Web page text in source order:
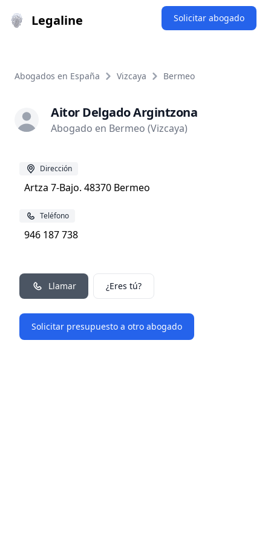
Legaline Solicitar abogado
Abogados en España Vizcaya Bermeo
Aitor Delgado Argintzona
Abogado en Bermeo (Vizcaya)
Dirección
Artza 7-Bajo. 48370 Bermeo
Teléfono
946 187 738
Llamar ¿Eres tú?
Solicitar presupuesto a otro abogado